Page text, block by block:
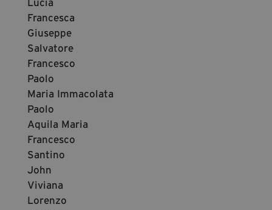
Francesca
Giuseppe
Salvatore
Francesco
Paolo
Maria Immacolata
Paolo
Aquila Maria
Francesco
Santino
John
Viviana
Lorenzo